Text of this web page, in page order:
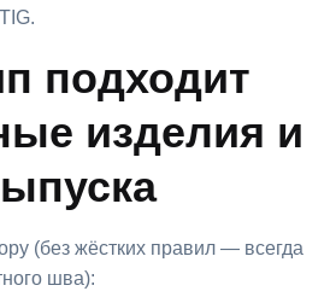
подходит
изделия и
(без жёстких правил — всегда
шва):